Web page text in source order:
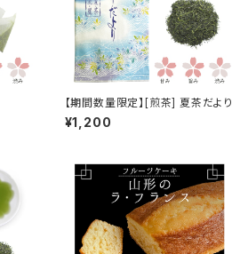
【期間数量限定】[煎茶] 夏茶だより
¥1,200